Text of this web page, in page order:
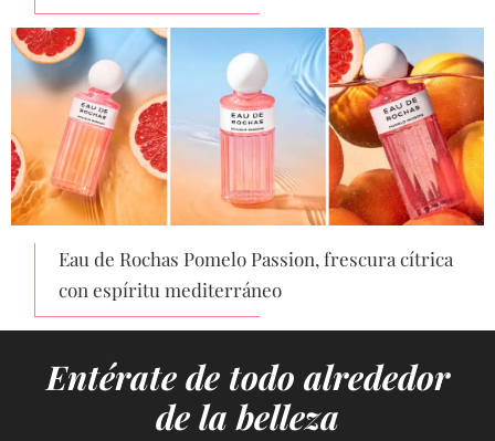
Eau de Rochas Pomelo Passion, frescura cítrica
con espíritu mediterráneo
Entérate de todo alrededor
de la belleza